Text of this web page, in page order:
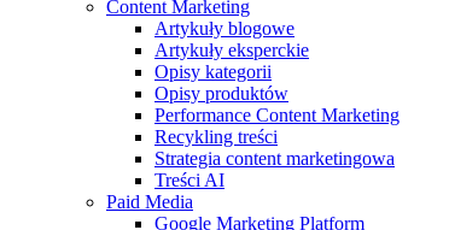
Content Marketing
Artykuły blogowe
Artykuły eksperckie
Opisy kategorii
Opisy produktów
Performance Content Marketing
Recykling treści
Strategia content marketingowa
Treści AI
Paid Media
Google Marketing Platform